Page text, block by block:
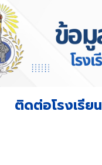
ติดต่อโรงเรียน